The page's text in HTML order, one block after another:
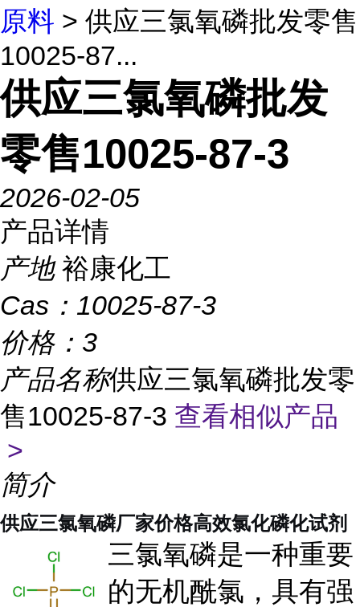
原料 > 供应三氯氧磷批发零售
10025-87...
供应三氯氧磷批发
零售10025-87-3
2026-02-05
产品详情
产地 裕康化工
Cas： 10025-87-3
价格： 3
产品名称供应三氯氧磷批发零
售10025-87-3 查看相似产品
>
简介
供应三氯氧磷厂家价格高效氯化磷化试剂
三氯氧磷是一种重要
的无机酰氯，具有强